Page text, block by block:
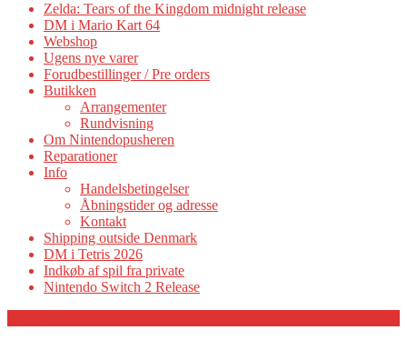
Zelda: Tears of the Kingdom midnight release
DM i Mario Kart 64
Webshop
Ugens nye varer
Forudbestillinger / Pre orders
Butikken
Arrangementer
Rundvisning
Om Nintendopusheren
Reparationer
Info
Handelsbetingelser
Åbningstider og adresse
Kontakt
Shipping outside Denmark
DM i Tetris 2026
Indkøb af spil fra private
Nintendo Switch 2 Release